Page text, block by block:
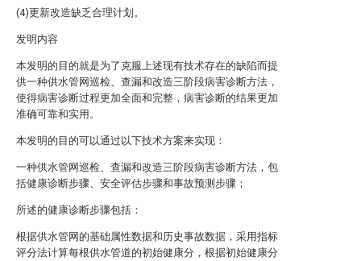
(4)更新改造缺乏合理计划。
发明内容
本发明的目的就是为了克服上述现有技术存在的缺陷而提
供一种供水管网巡检、查漏和改造三阶段病害诊断方法，
使得病害诊断过程更加全面和完整，病害诊断的结果更加
准确可靠和实用。
本发明的目的可以通过以下技术方案来实现：
一种供水管网巡检、查漏和改造三阶段病害诊断方法，包
括健康诊断步骤、安全评估步骤和事故预测步骤；
所述的健康诊断步骤包括：
根据供水管网的基础属性数据和历史事故数据，采用指标
评分法计算每根供水管道的初始健康分，根据初始健康分